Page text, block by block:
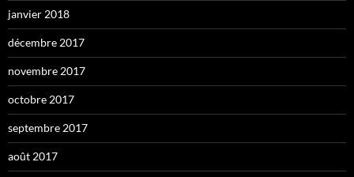
janvier 2018
décembre 2017
novembre 2017
octobre 2017
septembre 2017
août 2017